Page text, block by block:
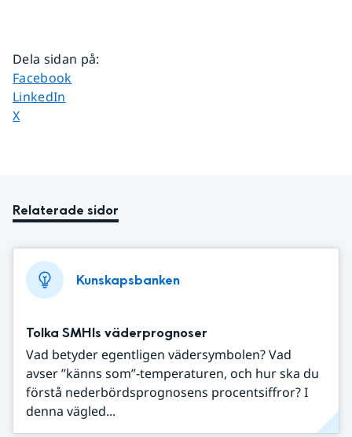
Dela sidan på:
Dela sidan på
Facebook
Dela sidan på
LinkedIn
Dela sidan på
X
Relaterade sidor
Kunskapsbanken
Tolka SMHIs väderprognoser
Vad betyder egentligen vädersymbolen? Vad
avser ”känns som”-temperaturen, och hur ska du
förstå nederbördsprognosens procentsiffror? I
denna vägled...